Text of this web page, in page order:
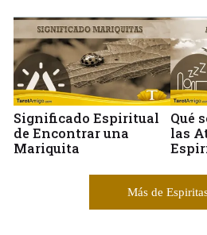
Significado Espiritual
de Encontrar una
Mariquita
Qué
las
Más de